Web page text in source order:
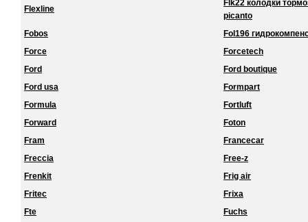
Flexline
Flk22 колодки
picanto
Fobos
Fol196
Force
Forcetech
Ford
Ford boutique
Ford usa
Formpart
Formula
Fortluft
Forward
Foton
Fram
Francecar
Freccia
Free-z
Frenkit
Frig air
Fritec
Frixa
Fte
Fuchs